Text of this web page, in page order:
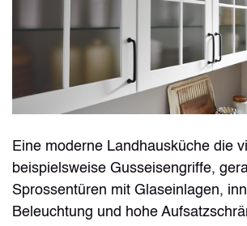
Eine moderne Landhausküche die
beispielsweise Gusseisengriffe,
Sprossentüren mit Glaseinlagen,
Beleuchtung und hohe